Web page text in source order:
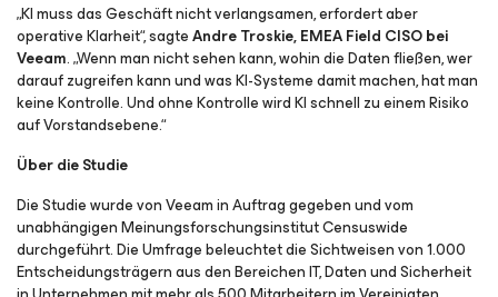
„KI muss das Geschäft nicht verlangsamen, erfordert aber
operative Klarheit“, sagteAndre Troskie, EMEA Field CISO bei
Veeam. „Wenn man nicht sehen kann, wohin die Daten fließen, wer
darauf zugreifen kann und was KI-Systeme damit machen, hat man
keine Kontrolle. Und ohne Kontrolle wird KI schnell zu einem Risiko
auf Vorstandsebene.“
Über die Studie
Die Studie wurde von Veeam in Auftrag gegeben und vom
unabhängigen Meinungsforschungsinstitut Censuswide
durchgeführt. Die Umfrage beleuchtet die Sichtweisen von 1.000
Entscheidungsträgern aus den Bereichen IT, Daten und Sicherheit